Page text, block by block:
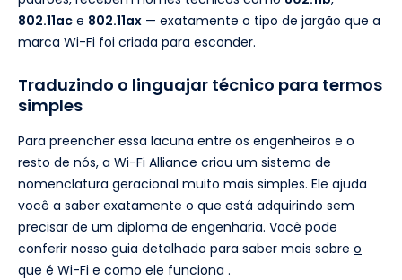
802.11ac e 802.11ax — exatamente o tipo de jargão que a
marca Wi-Fi foi criada para esconder.
Traduzindo o linguajar técnico para termos
simples
Para preencher essa lacuna entre os engenheiros e o
resto de nós, a Wi-Fi Alliance criou um sistema de
nomenclatura geracional muito mais simples. Ele ajuda
você a saber exatamente o que está adquirindo sem
precisar de um diploma de engenharia. Você pode
conferir nosso guia detalhado para saber mais sobre o
que é Wi-Fi e como ele funciona .